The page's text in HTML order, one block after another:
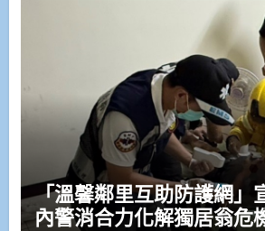
「溫馨鄰里互助防護網」宣
內警消合力化解獨居翁危